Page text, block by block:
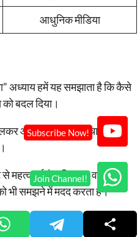
आधुनिक मीडिया
अध्याय हमें यह समझाता है कि कैसे
बदल दिया।
आम जनता तक पहुँचाया और
महत्वपूर्ण है, बल्कि यह वर्तमान
भी समझने में मदद करता है।